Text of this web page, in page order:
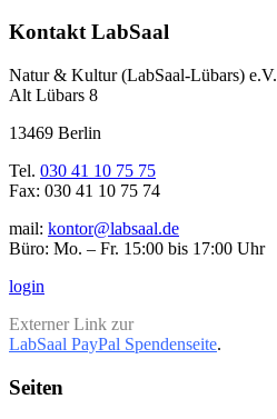
Kontakt LabSaal
Natur & Kultur (LabSaal-Lübars) e.V.
Alt Lübars 8
13469 Berlin
Tel. 030 41 10 75 75
Fax: 030 41 10 75 74
mail: kontor@labsaal.de
Büro: Mo. – Fr. 15:00 bis 17:00 Uhr
login
Externer Link zur
LabSaal PayPal Spendenseite.
Seiten